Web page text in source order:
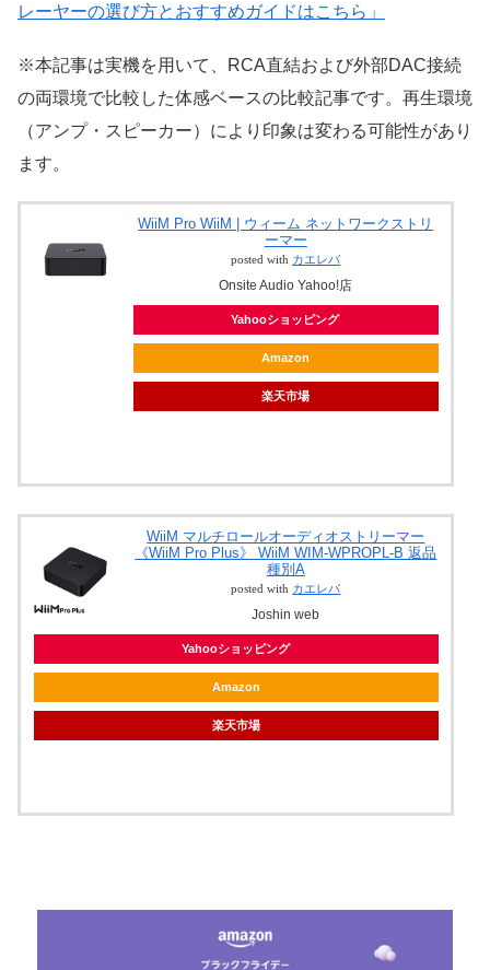
レーヤーの選び方とおすすめガイドはこちら」
※本記事は実機を用いて、RCA直結および外部DAC接続
の両環境で比較した体感ベースの比較記事です。再生環境
（アンプ・スピーカー）により印象は変わる可能性があり
ます。
WiiM Pro WiiM | ウィーム ネットワークストリ
ーマー
posted with カエレバ
Onsite Audio Yahoo!店
Yahooショッピング
Amazon
楽天市場
WiiM マルチロールオーディオストリーマー
《WiiM Pro Plus》 WiiM WIM-WPROPL-B 返品
種別A
posted with カエレバ
Joshin web
Yahooショッピング
Amazon
楽天市場